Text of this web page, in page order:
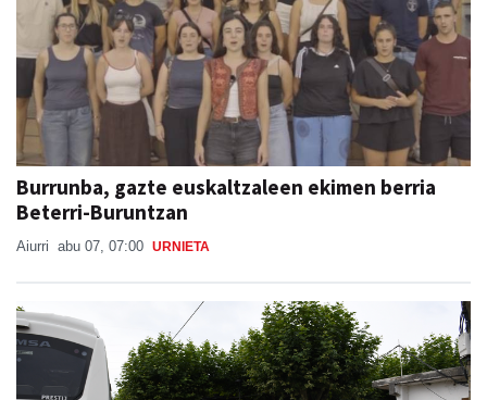
Burrunba, gazte euskaltzaleen ekimen berria
Beterri-Buruntzan
Aiurri abu 07, 07:00 URNIETA